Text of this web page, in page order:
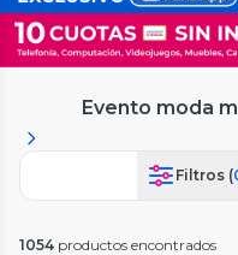
Evento moda
Filtros (
1054 productos encontrados